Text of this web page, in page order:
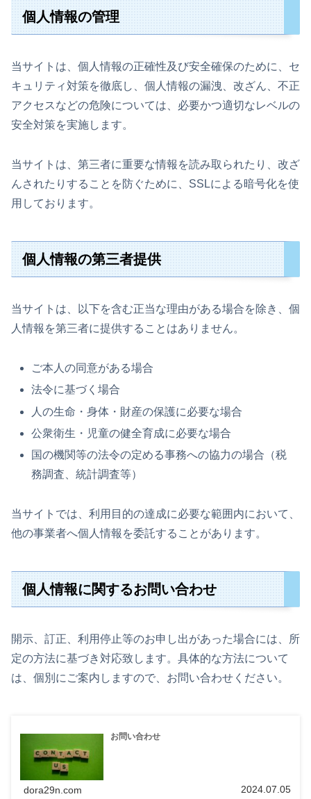
個人情報の管理
当サイトは、個人情報の正確性及び安全確保のために、セ
キュリティ対策を徹底し、個人情報の漏洩、改ざん、不正
アクセスなどの危険については、必要かつ適切なレベルの
安全対策を実施します。
当サイトは、第三者に重要な情報を読み取られたり、改ざ
んされたりすることを防ぐために、SSLによる暗号化を使
用しております。
個人情報の第三者提供
当サイトは、以下を含む正当な理由がある場合を除き、個
人情報を第三者に提供することはありません。
ご本人の同意がある場合
法令に基づく場合
人の生命・身体・財産の保護に必要な場合
公衆衛生・児童の健全育成に必要な場合
国の機関等の法令の定める事務への協力の場合（税
務調査、統計調査等）
当サイトでは、利用目的の達成に必要な範囲内において、
他の事業者へ個人情報を委託することがあります。
個人情報に関するお問い合わせ
開示、訂正、利用停止等のお申し出があった場合には、所
定の方法に基づき対応致します。具体的な方法について
は、個別にご案内しますので、お問い合わせください。
お問い合わせ
dora29n.com 2024.07.05